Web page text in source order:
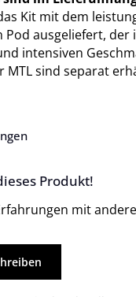
Kit mit dem
Pod ausgeliefert, der
intensiven
MTL sind separat
Bewertung von 0
Produkt!
mit